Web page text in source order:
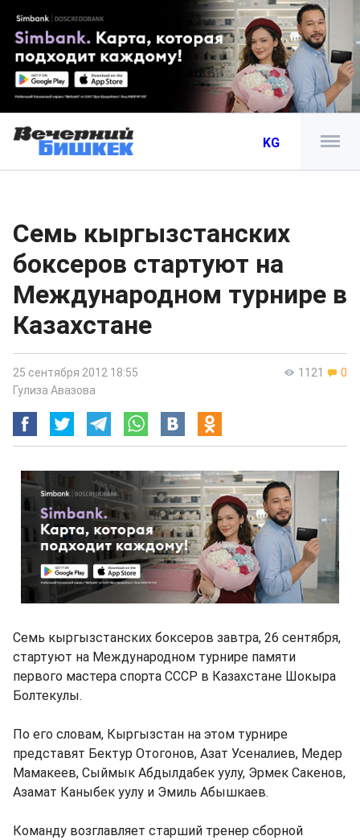
KG
Семь кыргызстанских
боксеров стартуют на
Международном турнире в
Казахстане
1121 0
25 сентября 2012 18:55
Гулиза Авазова
Семь кыргызстанских боксеров завтра, 26 сентября,
стартуют на Международном турнире памяти
первого мастера спорта СССР в Казахстане Шокыра
Болтекулы.
По его словам, Кыргызстан на этом турнире
представят Бектур Отогонов, Азат Усеналиев, Медер
Мамакеев, Сыймык Абдылдабек уулу, Эрмек Сакенов,
Азамат Каныбек уулу и Эмиль Абышкаев.
Команду возглавляет старший тренер сборной